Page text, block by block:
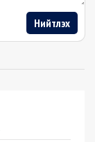
Нийтлэх